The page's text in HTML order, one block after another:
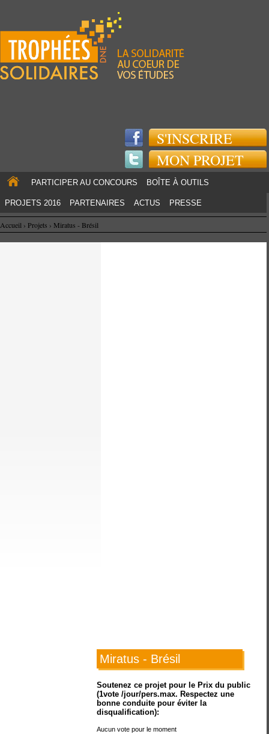
S'INSCRIRE
MON PROJET
PARTICIPER AU CONCOURS BOÎTE À OUTILS
PROJETS 2016 PARTENAIRES ACTUS PRESSE
Accueil › Projets › Miratus - Brésil
Miratus - Brésil
Soutenez ce projet pour le Prix du public
(1vote /jour/pers.max. Respectez une
bonne conduite pour éviter la
disqualification):
Aucun vote pour le moment